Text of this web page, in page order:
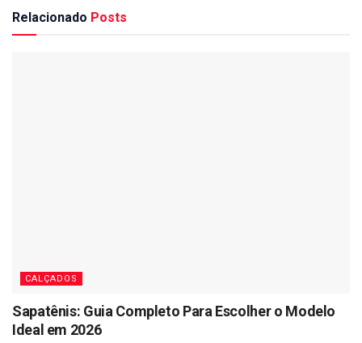
Relacionado Posts
CALÇADOS
Sapatênis: Guia Completo Para Escolher o Modelo
Ideal em 2026